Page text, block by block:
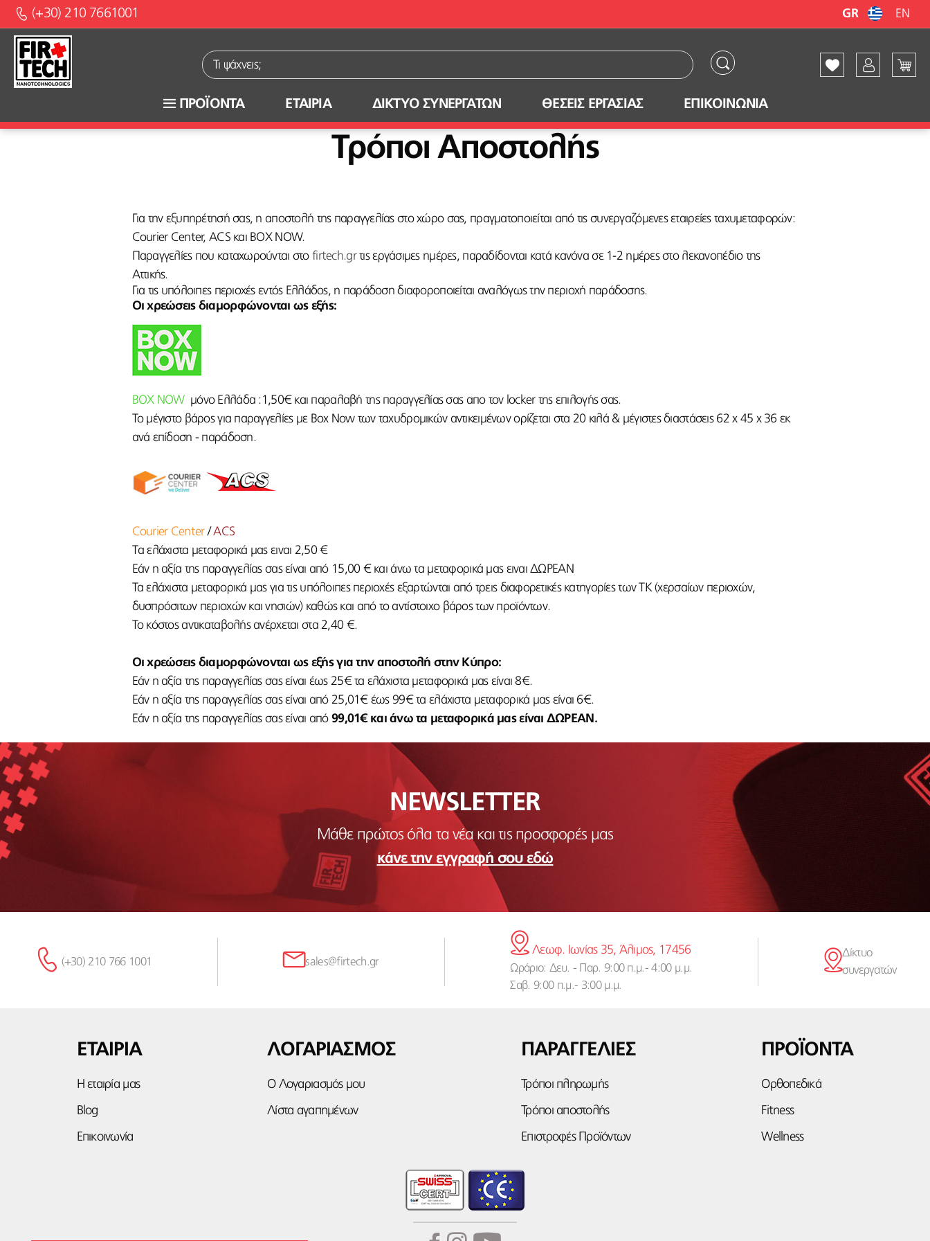
(+30) 210 7661001 GR EN
ΠΡΟΪΟΝΤΑ ΕΤΑΙΡΙΑ
Σχετικά με εμάς
Συχνές ερωτήσεις
ΔΙΚΤΥΟ ΣΥΝΕΡΓΑΤΩΝ ΘΕΣΕΙΣ ΕΡΓΑΣΙΑΣ ΕΠΙΚΟΙΝΩΝΙΑ
Τρόποι Αποστολής
Για την εξυπηρέτησή σας, η αποστολή της παραγγελίας στο χώρο σας, πραγματοποιείται από τις συνεργαζόμενες εταιρείες ταχυμεταφορών:
Courier Center, ACS και ΒΟΧ ΝΟW.
Παραγγελίες που καταχωρούνται στο firtech.grτις εργάσιμες ημέρες, παραδίδονται κατά κανόνα σε 1-2 ημέρες στο λεκανοπέδιο της
Αττικής.
Για τις υπόλοιπες περιοχές εντός Ελλάδος, η παράδοση διαφοροποιείται αναλόγως την περιοχή παράδοσης.
Οι χρεώσεις διαμορφώνονται ως εξής:
BOX NOW μόνο Ελλάδα :1,50€ και παραλαβή της παραγγελίας σας απο τον locker της επιλογής σας.
Το μέγιστο βάρος για παραγγελίες με Box Now των ταχυδρομικών αντικειμένων ορίζεται στα 20 κιλά & μέγιστες διαστάσεις 62 x 45 x 36 εκ
ανά επίδοση - παράδοση.
Courier Center/ACS
Tα ελάχιστα μεταφορικά μας ειναι 2,50 €
Εάν η αξία της παραγγελίας σας είναι από 15,00 € και άνω τα μεταφορικά μας ειναι ΔΩΡΕΑΝ
Τα ελάχιστα μεταφορικά μας για τις υπόλοιπες περιοχές εξαρτώνται από τρεις διαφορετικές κατηγορίες των ΤΚ (χερσαίων περιοχών,
δυσπρόσιτων περιοχών και νησιών) καθώς και από το αντίστοιχο βάρος των προϊόντων.
Το κόστος αντικαταβολής ανέρχεται στα 2,40 €.
Οι χρεώσεις διαμορφώνονται ως εξής για την αποστολή στην Κύπρο:
Εάν η αξία της παραγγελίας σας είναι έως 25€ τα ελάχιστα μεταφορικά μας είναι 8€.
Εάν η αξία της παραγγελίας σας είναι από 25,01€ έως 99€ τα ελάχιστα μεταφορικά μας είναι 6€.
Εάν η αξία της παραγγελίας σας είναι από 99,01€ και άνω τα μεταφορικά μας είναι ΔΩΡΕΑΝ.
NEWSLETTER
Μάθε πρώτος όλα τα νέα και τις προσφορές μας
κάνε την εγγραφή σου εδώ
(+30) 210 766 1001 sales@firtech.gr
Λεωφ. Ιωνίας 35, Άλιμος, 17456
Ωράριο: Δευ. - Παρ. 9:00 π.μ.- 4:00 μ.μ.
Σαβ. 9:00 π.μ.- 3:00 μ.μ.
Δίκτυο
συνεργατών
ΕΤΑΙΡΙΑ
Η εταιρία μας
Blog
Επικοινωνία
ΛΟΓΑΡΙΑΣΜΟΣ
Ο Λογαριασμός μου
Λίστα αγαπημένων
ΠΑΡΑΓΓΕΛΙΕΣ
Τρόποι πληρωμής
Τρόποι αποστολής
Επιστροφές Προϊόντων
ΠΡΟΪΟΝΤΑ
Ορθοπεδικά
Fitness
Wellness